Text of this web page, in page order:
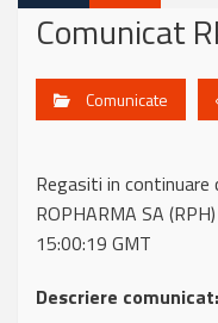
Comunicat
Comunicate
Regasiti in
ROPHARMA SA
15:00:19 GMT
Descriere comunicat: